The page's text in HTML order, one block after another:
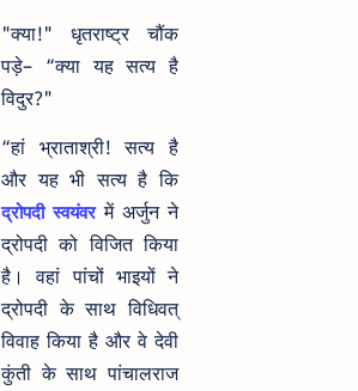
"क्या!" धृतराष्ट्र चौंक
पड़े– “क्या यह सत्य है
विदुर?"
“हां भ्राताश्री! सत्य है
और यह भी सत्य है कि
द्रोपदी स्वयंवरमें अर्जुन ने
द्रोपदी को विजित किया
है। वहां पांचों भाइयों ने
द्रोपदी के साथ विधिवत्
विवाह किया है और वे देवी
कुंती के साथ पांचालराज